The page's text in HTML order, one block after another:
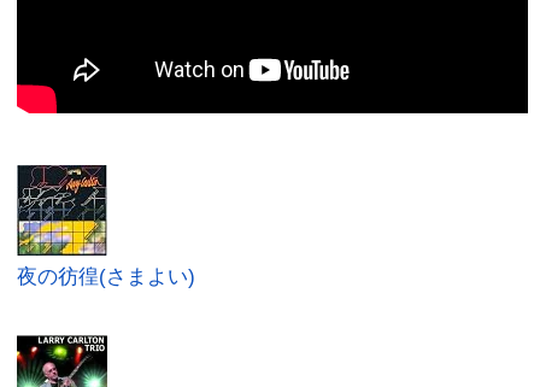
夜の彷徨(さまよい)